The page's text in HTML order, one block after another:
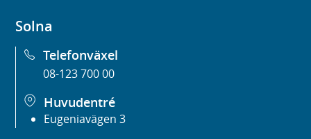
Solna
Telefonväxel
08-123 700 00
Huvudentré
Eugeniavägen 3